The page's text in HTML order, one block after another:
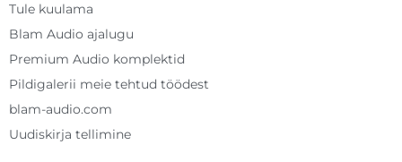
Tule kuulama
Blam Audio ajalugu
Premium Audio komplektid
Pildigalerii meie tehtud töödest
blam-audio.com
Uudiskirja tellimine